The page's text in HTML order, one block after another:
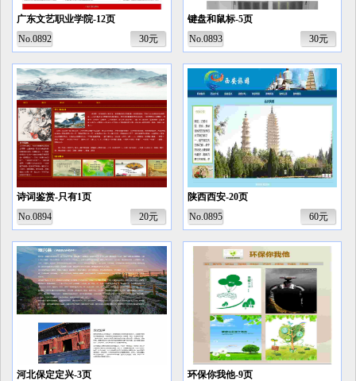
广东文艺职业学院-12页
No.0892
30元
键盘和鼠标-5页
No.0893
30元
诗词鉴赏-只有1页
No.0894
20元
陕西西安-20页
No.0895
60元
河北保定定兴-3页
环保你我他-9页